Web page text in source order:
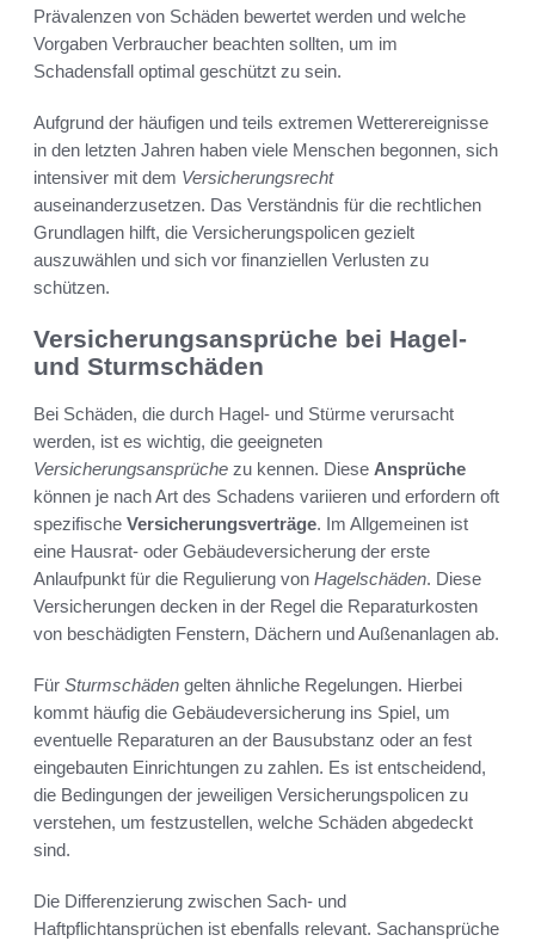
Prävalenzen von Schäden bewertet werden und welche
Vorgaben Verbraucher beachten sollten, um im
Schadensfall optimal geschützt zu sein.
Aufgrund der häufigen und teils extremen Wetterereignisse
in den letzten Jahren haben viele Menschen begonnen, sich
intensiver mit dem Versicherungsrecht
auseinanderzusetzen. Das Verständnis für die rechtlichen
Grundlagen hilft, die Versicherungspolicen gezielt
auszuwählen und sich vor finanziellen Verlusten zu
schützen.
Versicherungsansprüche bei Hagel-
und Sturmschäden
Bei Schäden, die durch Hagel- und Stürme verursacht
werden, ist es wichtig, die geeigneten
Versicherungsansprüche zu kennen. Diese Ansprüche
können je nach Art des Schadens variieren und erfordern oft
spezifische Versicherungsverträge. Im Allgemeinen ist
eine Hausrat- oder Gebäudeversicherung der erste
Anlaufpunkt für die Regulierung von Hagelschäden. Diese
Versicherungen decken in der Regel die Reparaturkosten
von beschädigten Fenstern, Dächern und Außenanlagen ab.
Für Sturmschäden gelten ähnliche Regelungen. Hierbei
kommt häufig die Gebäudeversicherung ins Spiel, um
eventuelle Reparaturen an der Bausubstanz oder an fest
eingebauten Einrichtungen zu zahlen. Es ist entscheidend,
die Bedingungen der jeweiligen Versicherungspolicen zu
verstehen, um festzustellen, welche Schäden abgedeckt
sind.
Die Differenzierung zwischen Sach- und
Haftpflichtansprüchen ist ebenfalls relevant. Sachansprüche